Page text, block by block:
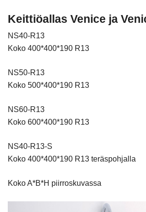
Keittiöallas Venice ja
NS40-R13
Koko 400*400*190 R13
NS50-R13
Koko 500*400*190 R13
NS60-R13
Koko 600*400*190 R13
NS40-R13-S
Koko 400*400*190 R13 teräspohjalla
Koko A*B*H piirroskuvassa